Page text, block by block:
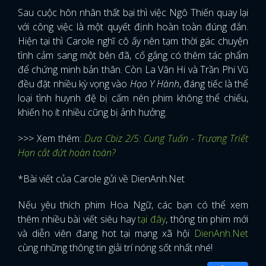
Sau cuộc hôn nhân thất bại thì việc Ngô Thiến quay lại
với công việc là một quyết định hoàn toàn đúng đắn.
Hiện tại thì Carole nghĩ cô ấy nên tạm thời gác chuyện
tình cảm sang một bên đã, cố gắng có thêm tác phẩm
để chứng minh bản thân. Còn La Vân Hi và Trần Phi Vũ
đều đặt nhiều kỳ vọng vào Hạo Y Hành, đáng tiếc là thể
loại tình huynh đệ bị cấm nên phim không thể chiếu,
khiến họ ít nhiều cũng bị ảnh hưởng.
>>> Xem thêm: Dưa Cbiz 2/5: Cung Tuấn - Trương Triết
Hạn cắt đứt hoàn toàn?
*Bài viết của Carole gửi về DienAnh.Net
Nếu yêu thích phim Hoa Ngữ, các bạn có thể xem
thêm nhiều bài viết siêu haytại đây, thông tin phim mới
và diễn viên đang hot tại mạng xã hội DienAnh.Net
cùng những thông tin giải trí nóng sốt nhất nhé!